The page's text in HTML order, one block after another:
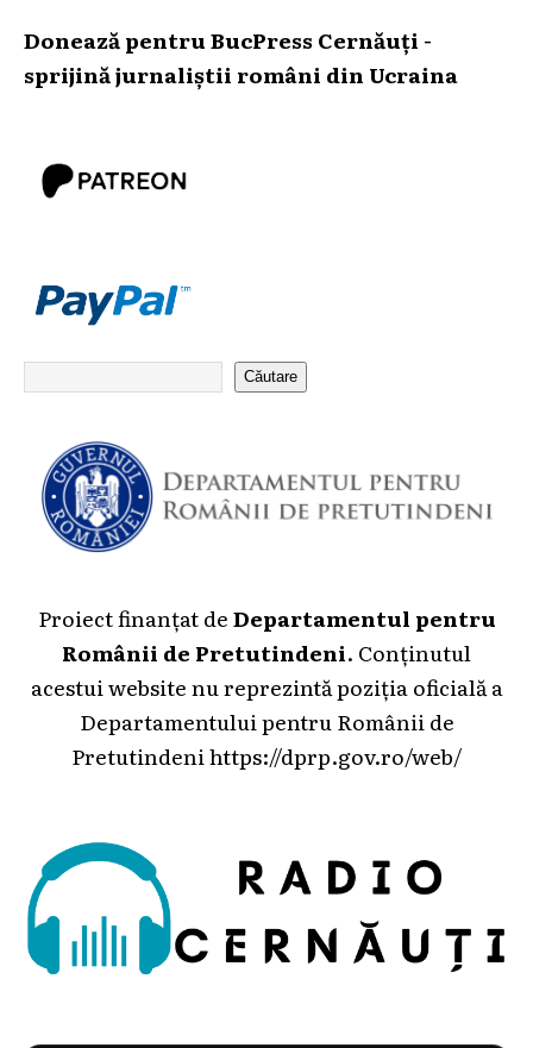
Donează pentru BucPress Cernăuți -
sprijină jurnaliștii români din Ucraina
Căutare
Proiect finanțat deDepartamentul pentru
Românii de Pretutindeni. Conținutul
acestui website nu reprezintă poziția oficială a
Departamentului pentru Românii de
Pretutindeni https://dprp.gov.ro/web/